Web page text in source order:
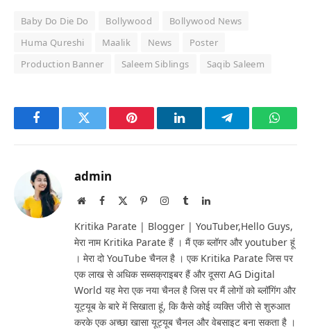
Baby Do Die Do Bollywood
Bollywood News
Huma Qureshi
Maalik News
Poster
Production Banner
Saleem Siblings Saqib Saleem
FacebookTwitter Pinterest LinkedInTelegram
admin
WebsiteFacebook PinterestInstagram
TumblrLinkedIn
Kritika Parate | Blogger | YouTuber,Hello Guys,
मेरा नाम Kritika Parate हैं । मैं एक ब्लॉगर और youtuber हूं
। मेरा दो YouTube चैनल है । एक Kritika Parate जिस पर
एक लाख से अधिक सब्सक्राइबर हैं और दूसरा AG Digital
World यह मेरा एक नया चैनल है जिस पर मैं लोगों को ब्लॉगिंग और
यूट्यूब के बारे में सिखाता हूं, कि कैसे कोई व्यक्ति जीरो से शुरुआत
करके एक अच्छा खासा यूट्यूब चैनल और वेबसाइट बना सकता है ।